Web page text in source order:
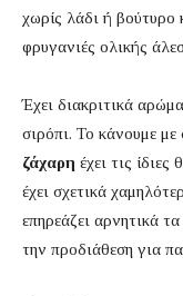
χωρίς λάδι ή βούτυρο
φρυγανιές ολικής
Έχει διακριτικά
σιρόπι. Το κάνουμε
ζάχαρη έχει τις
έχει σχετικά
επηρεάζει αρνητικά
την προδιάθεση για